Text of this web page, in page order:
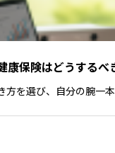
康保険はどうする
方を選び、自分の腕一